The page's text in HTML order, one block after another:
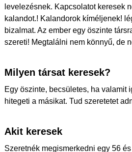
levelezésnek. Kapcsolatot keresek
kalandot.! Kalandorok kíméljenek!
bizalmat. Az ember egy öszinte
szereti! Megtalálni nem könnyű, de
Milyen társat keresek?
Egy öszinte, becsületes, ha valamit
hitegeti a másikat. Tud szeretetet
Akit keresek
Szeretnék megismerkedni egy 56